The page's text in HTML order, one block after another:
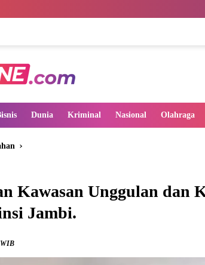
ASN
Dunia Kriminal Nasional Olahraga
Kawasan Unggulan dan
Jambi.
WIB